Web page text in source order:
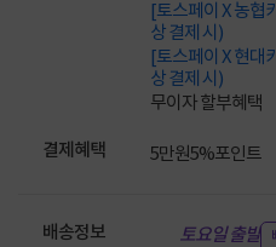
[토스페이 X 농협
상 결제 시)
[토스페이 X 현대
상 결제 시)
무이자 할부혜택
결제혜택 5만원5%포인트
배송정보 토요일 출발